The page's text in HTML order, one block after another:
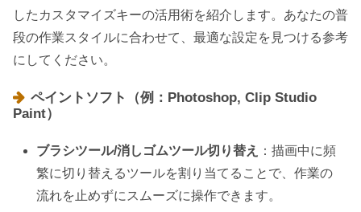
したカスタマイズキーの活用術を紹介します。あなたの普
段の作業スタイルに合わせて、最適な設定を見つける参考
にしてください。
ペイントソフト（例：Photoshop, Clip Studio
Paint）
ブラシツール/消しゴムツール切り替え
：描画中に頻
繁に切り替えるツールを割り当てることで、作業の
流れを止めずにスムーズに操作できます。